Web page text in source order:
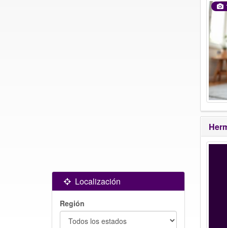
Localización
Región